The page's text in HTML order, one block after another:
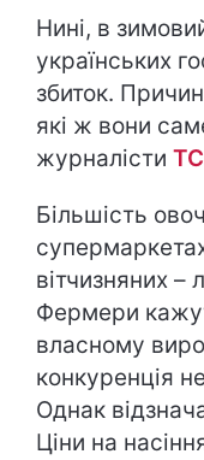
Нині, в
українських
збиток.
які ж вони
журналісти
Більшість
вітчизняних
Фермери
власному
конкуренція
Однак
Ціни на